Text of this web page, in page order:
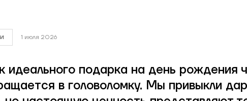
1 июля 2026
идеального подарка на день рождения
в головоломку. Мы привыкли